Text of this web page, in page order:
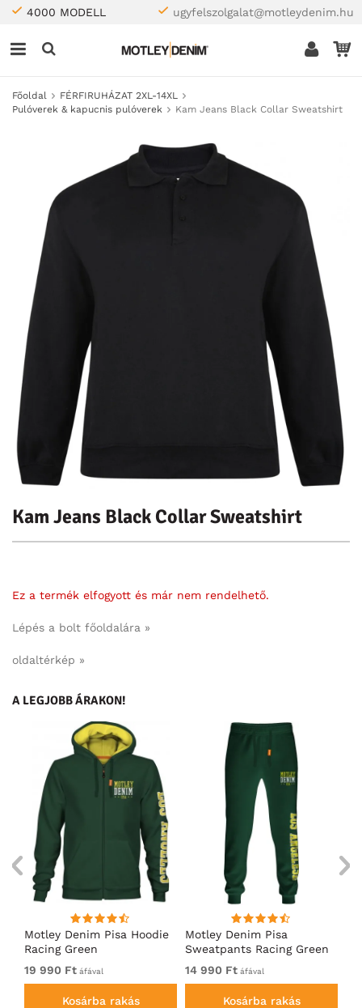
4000 MODELL ugyfelszolgalat@motleydenim.hu
Főoldal
FÉRFIRUHÁZAT 2XL-14XL
Pulóverek & kapucnis pulóverek
Kam Jeans Black Collar Sweatshirt
Kam Jeans Black Collar Sweatshirt
Ez a termék elfogyott és már nem rendelhető.
Lépés a bolt főoldalára »
oldaltérkép »
A LEGJOBB ÁRAKON!
Motley Denim Pisa Hoodie
Racing Green
19 990 Ft áfával
Kosárba rakás
Motley Denim Pisa
Sweatpants Racing Green
14 990 Ft áfával
Kosárba rakás